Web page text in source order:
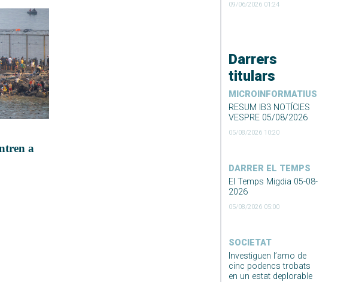
09/06/2026 01:24
Darrers
titulars
MICROINFORMATIUS
RESUM IB3 NOTÍCIES
VESPRE 05/08/2026
05/08/2026 10:20
DARRER EL TEMPS
El Temps Migdia 05-08-
2026
05/08/2026 05:00
SOCIETAT
Investiguen l’amo de
cinc podencs trobats
en un estat deplorable
a